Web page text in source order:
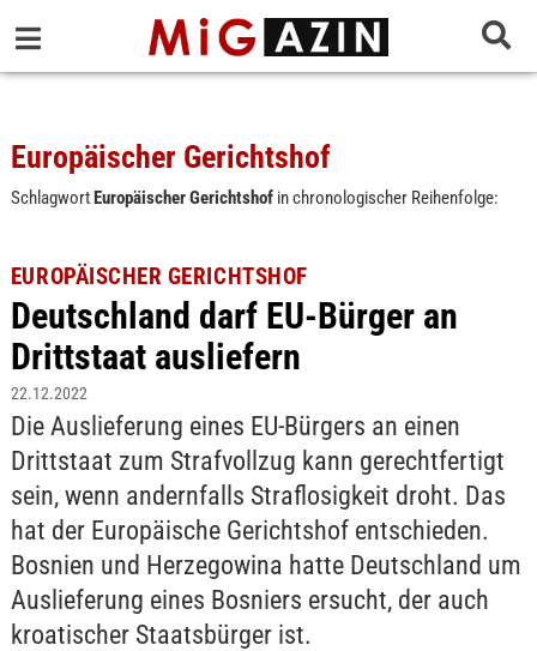
Europäischer Gerichtshof
SchlagwortEuropäischer Gerichtshofin chronologischer Reihenfolge:
EUROPÄISCHER GERICHTSHOF
Deutschland darf EU-Bürger an
Drittstaat ausliefern
22.12.2022
Die Auslieferung eines EU-Bürgers an einen
Drittstaat zum Strafvollzug kann gerechtfertigt
sein, wenn andernfalls Straflosigkeit droht. Das
hat der Europäische Gerichtshof entschieden.
Bosnien und Herzegowina hatte Deutschland um
Auslieferung eines Bosniers ersucht, der auch
kroatischer Staatsbürger ist.